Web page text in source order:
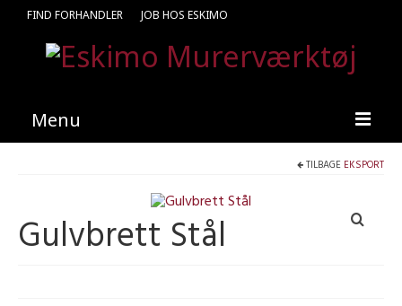
FIND FORHANDLER JOB HOS ESKIMO
Menu
Kataloger
TILBAGE EKSPORT
Gulvbrett Stål